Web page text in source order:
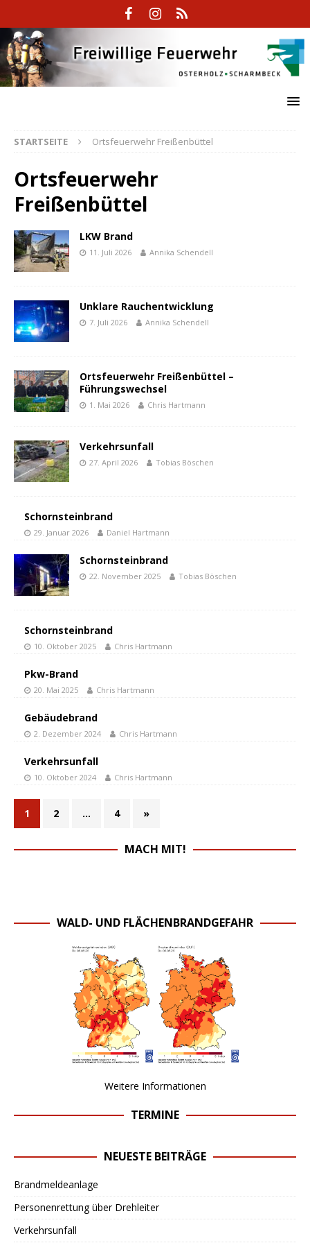
STARTSEITE Ortsfeuerwehr Freißenbüttel
Ortsfeuerwehr
Freißenbüttel
LKW Brand
11. Juli 2026 Annika Schendell
Unklare Rauchentwicklung
7. Juli 2026 Annika Schendell
Ortsfeuerwehr Freißenbüttel –
Führungswechsel
1. Mai 2026 Chris Hartmann
Verkehrsunfall
27. April 2026 Tobias Böschen
Schornsteinbrand
29. Januar 2026 Daniel Hartmann
Schornsteinbrand
22. November 2025 Tobias Böschen
Schornsteinbrand
10. Oktober 2025 Chris Hartmann
Pkw-Brand
20. Mai 2025 Chris Hartmann
Gebäudebrand
2. Dezember 2024 Chris Hartmann
Verkehrsunfall
10. Oktober 2024 Chris Hartmann
1 2 … 4 »
MACH MIT!
WALD- UND FLÄCHENBRANDGEFAHR
Weitere Informationen
TERMINE
NEUESTE BEITRÄGE
Brandmeldeanlage
Personenrettung über Drehleiter
Verkehrsunfall